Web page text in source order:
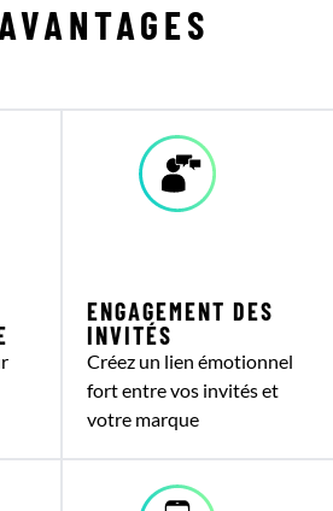
ENGAGEMENT DES
INVITÉS
Créez un lien émotionnel
fort entre vos invités et
votre marque